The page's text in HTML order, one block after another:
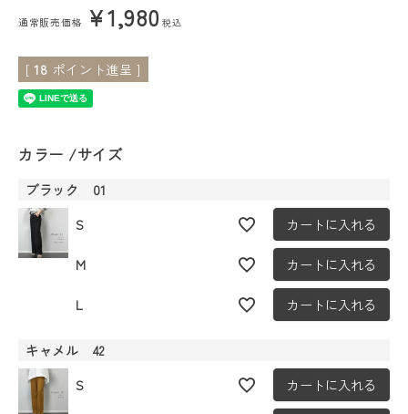
通常販売価格 ¥1,980 税込
[ 18 ポイント進呈 ]
カラー サイズ
ブラック 01
S
カートに入れる
M カートに入れる
L カートに入れる
キャメル 42
S
カートに入れる